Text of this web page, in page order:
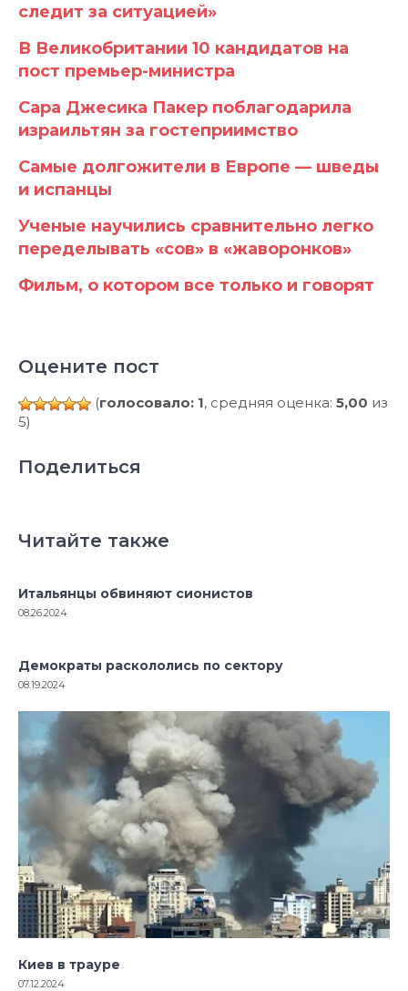
следит за ситуацией»
В Великобритании 10 кандидатов на
пост премьер-министра
Сара Джесика Пакер поблагодарила
израильтян за гостеприимство
Самые долгожители в Европе — шведы
и испанцы
Ученые научились сравнительно легко
переделывать «сов» в «жаворонков»
Фильм, о котором все только и говорят
Оцените пост
(голосовало: 1, средняя оценка: 5,00 из
5)
Поделиться
Читайте также
Итальянцы обвиняют сионистов
08.26.2024
Демократы раскололись по сектору
08.19.2024
Киев в трауре
07.12.2024